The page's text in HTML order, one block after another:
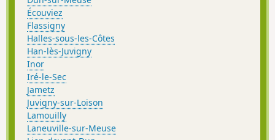
Écouviez
Flassigny
Halles-sous-les-Côtes
Han-lès-Juvigny
Inor
Iré-le-Sec
Jametz
Juvigny-sur-Loison
Lamouilly
Laneuville-sur-Meuse